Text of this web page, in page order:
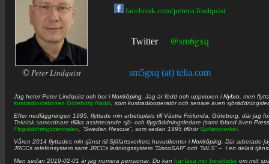
© Peter Lindquist
facebook.com/peter.a.lindquist
Twitter @sm6gxq
sm5gxq (at) telia.com
Jag heterPeter Lindquist och bor iNorrköping . Jag är född och uppvuxen iNybro , men
kustradiostationen Göteborg Radio , som kustradiooperatör och senare även
Efter nedläggningen 1995, flyttade min arbetsplats till Västra Frölunda, Göteborg, där jag
Teknisk samordnare tillika assisterande sjö- och flygräddningsledare (samt ibland även
Flygräddningscentralen , ”Sweden Rescue”, som sedan 1995 tillhörSjöfartsverket
Våren 2014 flyttades min tjänst till Sjöfartsverkets huvudkontor iNorrköping . Där arbetade
JRCCs telefonsystem samt JRCCs ledningssystem ”DiscoSAR” och ”NILS” – i en delad
Men sedan 2019-02-01 är jag numera pensionär. Du kan här läsa min berättelse om mitt